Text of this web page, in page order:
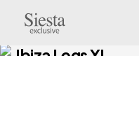
Ibiza Legs XL